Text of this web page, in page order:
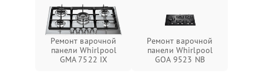
Ремонт варочной
панели Whirlpool
GMA 7522 IX
Ремонт варочной
панели Whirlpool
GOA 9523 NB